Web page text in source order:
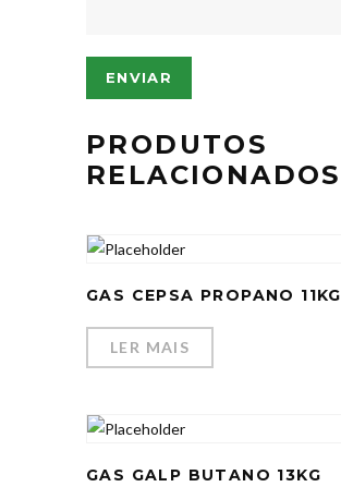
PRODUTOS
RELACIONADOS
GAS CEPSA PROPANO 11KG
LER MAIS
GAS GALP BUTANO 13KG